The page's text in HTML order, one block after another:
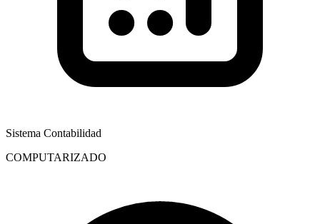
Sistema Contabilidad
COMPUTARIZADO